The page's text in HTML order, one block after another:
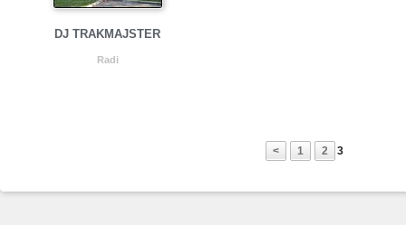
DJ TRAKMAJSTER
Radi
< 1 2 3